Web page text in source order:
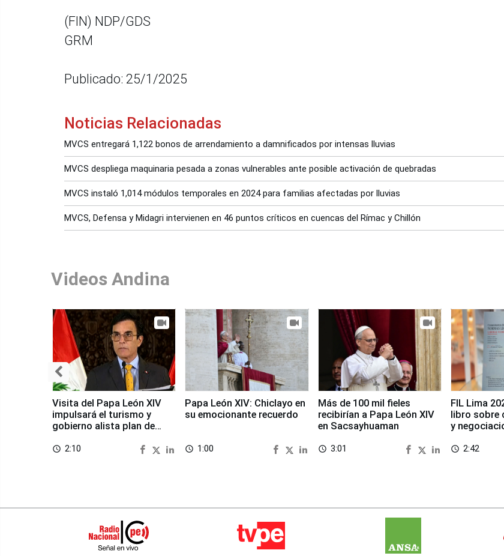
(FIN) NDP/GDS
GRM
Publicado: 25/1/2025
Noticias Relacionadas
MVCS entregará 1,122 bonos de arrendamiento a damnificados por intensas lluvias
MVCS despliega maquinaria pesada a zonas vulnerables ante posible activación de quebradas
MVCS instaló 1,014 módulos temporales en 2024 para familias afectadas por lluvias
MVCS, Defensa y Midagri intervienen en 46 puntos críticos en cuencas del Rímac y Chillón
Videos Andina
Visita del Papa León XIV
impulsará el turismo y
gobierno alista plan de
access_time 2:10
Papa León XIV: Chiclayo en
su emocionante recuerdo
access_time 1:00
Más de 100 mil fieles
recibirían a Papa León XIV
en Sacsayhuaman
access_time 3:01
FIL Lima
libro sobre
y
access_time 2:42